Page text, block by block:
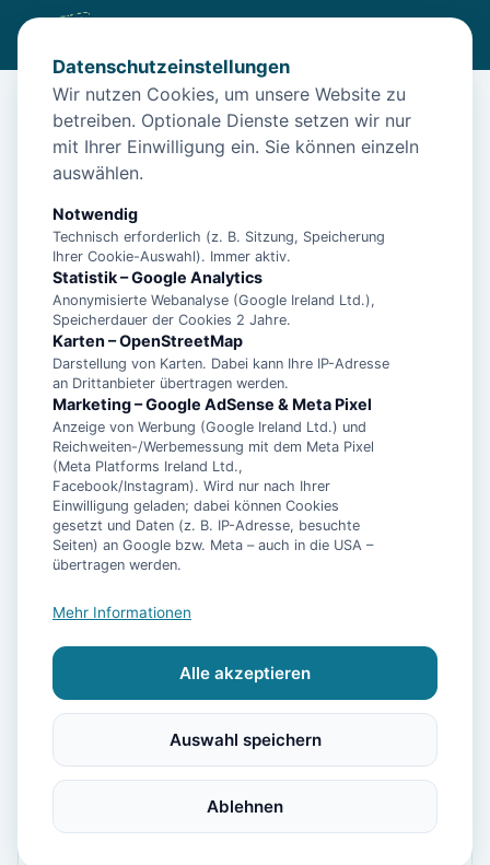
/Unterkünfte /Borkum/
Insel Borkum: Ferienhaus Ostland Ferienresidenz
Insel Borkum: Ferienhaus Ostland
Ferienresidenz
26757 Borkum
Ausstattung
TV
Balkon Kaffeemaschine
Herdplatte Backofen Toaster Internet
Shopping Dusche
Esszimmer Schlafsofa Bettwäsche
Datenschutzeinstellungen
Wir nutzen Cookies, um unsere Website zu
betreiben. Optionale Dienste setzen wir nur
mit Ihrer Einwilligung ein. Sie können einzeln
auswählen.
Notwendig
Technisch erforderlich (z. B. Sitzung, Speicherung
Ihrer Cookie-Auswahl). Immer aktiv.
Statistik – Google Analytics
Anonymisierte Webanalyse (Google Ireland Ltd.),
Speicherdauer der Cookies 2 Jahre.
Karten – OpenStreetMap
Darstellung von Karten. Dabei kann Ihre IP-Adresse
an Drittanbieter übertragen werden.
Marketing – Google AdSense & Meta Pixel
Anzeige von Werbung (Google Ireland Ltd.) und
Reichweiten-/Werbemessung mit dem Meta Pixel
(Meta Platforms Ireland Ltd.,
Facebook/Instagram). Wird nur nach Ihrer
Einwilligung geladen; dabei können Cookies
gesetzt und Daten (z. B. IP-Adresse, besuchte
Seiten) an Google bzw. Meta – auch in die USA –
übertragen werden.
Mehr Informationen
Alle akzeptieren
Auswahl speichern
Ablehnen